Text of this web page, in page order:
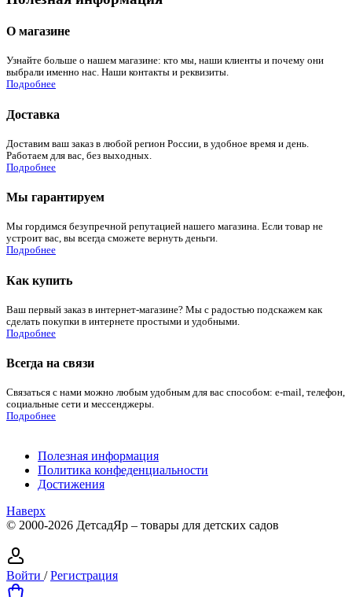
О магазине
Узнайте больше о нашем магазине: кто мы, наши клиенты и почему они
выбрали именно нас. Наши контакты и реквизиты.
Подробнее
Доставка
Доставим ваш заказ в любой регион России, в удобное время и день.
Работаем для вас, без выходных.
Подробнее
Мы гарантируем
Мы гордимся безупречной репутацией нашего магазина. Если товар не
устроит вас, вы всегда сможете вернуть деньги.
Подробнее
Как купить
Ваш первый заказ в интернет-магазине? Мы с радостью подскажем как
сделать покупки в интернете простыми и удобными.
Подробнее
Всегда на связи
Связаться с нами можно любым удобным для вас способом: e-mail, телефон,
социальные сети и мессенджеры.
Подробнее
Полезная информация
Политика конфеденциальности
Достижения
Наверх
© 2000-2026 ДетсадЯр – товары для детских садов
Войти /Регистрация